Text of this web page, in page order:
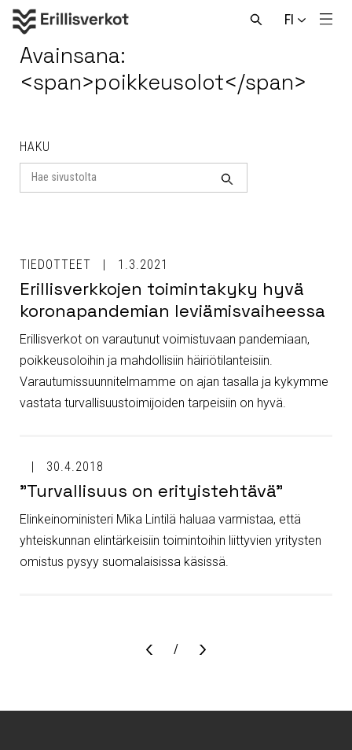
FI
Avaa
Avainsana:
<span>poikkeusolot</span>
HAKU
Search
for
Haku
TIEDOTTEET 1.3.2021
Erillisverkkojen toimintakyky hyvä
koronapandemian leviämisvaiheessa
Erillisverkot on varautunut voimistuvaan pandemiaan,
poikkeusoloihin ja mahdollisiin häiriötilanteisiin.
Varautumissuunnitelmamme on ajan tasalla ja kykymme
vastata turvallisuustoimijoiden tarpeisiin on hyvä.
30.4.2018
"Turvallisuus on erityistehtävä"
Elinkeinoministeri Mika Lintilä haluaa varmistaa, että
yhteiskunnan elintärkeisiin toimintoihin liittyvien yritysten
omistus pysyy suomalaisissa käsissä.
Sivu
/